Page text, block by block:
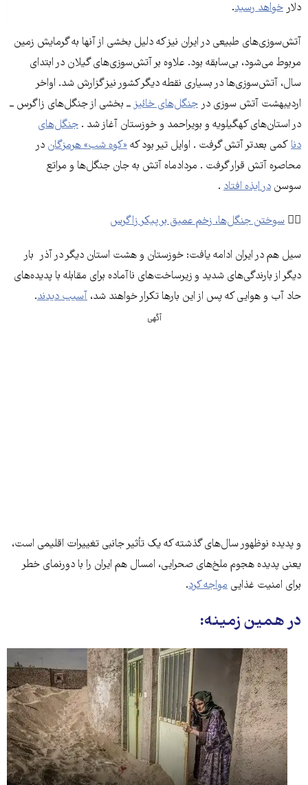
دلار خواهد رسید.
آتش‌سوزی‌های طبیعی در ایران نیز که دلیل بخشی از آنها به گرمایش زمین
مربوط می‌شود، بی‌سابقه بود. علاوه بر آتش‌سوزی‌های گیلان در ابتدای
سال، آتش‌سوزی‌ها در بسیاری نقطه دیگر کشور نیز گزارش شد. اواخر
اردیبهشت آتش سوزی در جنگل‌های خائیزــ بخشی از جنگل‌های زاگرس ــ
در استان‌های کهگیلویه و بویراحمد و خوزستان آغاز شد . جنگل‌های
دناکمی بعدتر آتش گرفت . اوایل تیر بود که«کوه شب» هرمزگان در
محاصره آتش قرار گرفت . مردادماه آتش به جان جنگل‌ها و مراتع
سوسن در ایذه افتاد .
👈🏽 سوختن جنگل‌ها، زخم عمیق بر پیکر زاگرس
سیل هم در ایران ادامه یافت: خوزستان و هشت استان دیگر در آذر بار
دیگر از بارندگی‌های شدید و زیرساخت‌های ناآماده برای مقابله با پدیده‌های
حاد آب و هوایی که پس از این بارها تکرار خواهند شد، آسیب دیدند.
آگهی
و پدیده نوظهور سال‌های گذشته که یک تأثیر جانبی تغییرات اقلیمی است،
یعنی پدیده هجوم ملخ‌های صحرایی، امسال هم ایران را با دورنمای خطر
برای امنیت غذایی مواجه کرد.
در همین زمینه: